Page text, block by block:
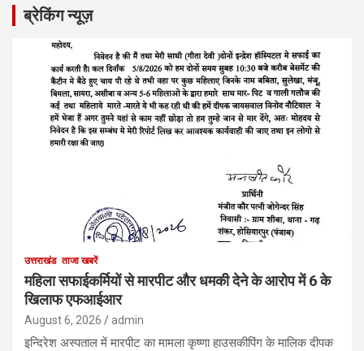
ब्रेकिंग न्यूज़
उत्तराखंड ताजा खबरें
महिला सफाईकर्मियों से मारपीट और धमकी देने के आरोप में 6 के
खिलाफ एफआईआर
August 6, 2026 admin
इन्दिरेश अस्पताल में मारपीट का मामला कृष्णा हाउसकीपिंग के मालिक दीपक